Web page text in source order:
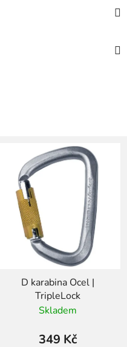
D karabina Ocel |
TripleLock
Skladem
349 Kč